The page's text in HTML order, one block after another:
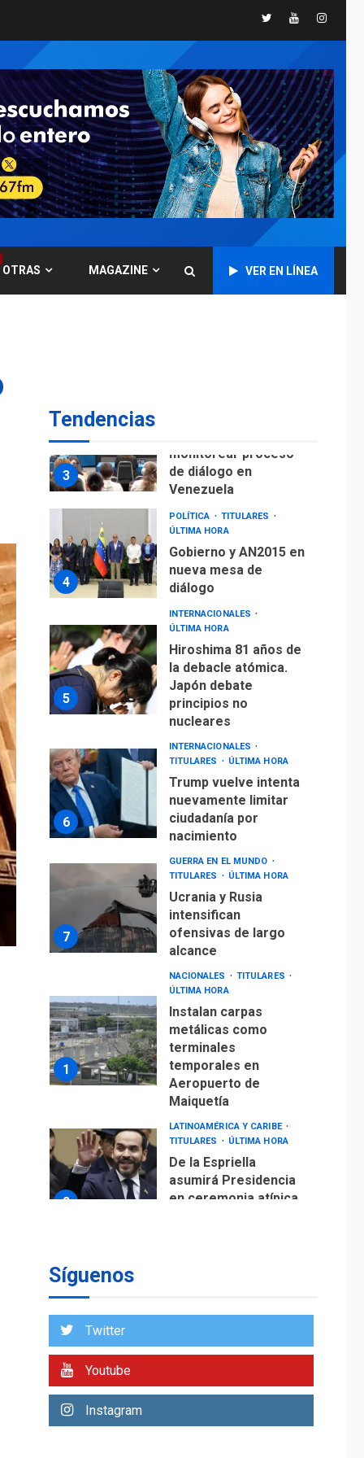
TwitterYoutube
OTRAS MAGAZINE VER EN LÍNEA
Tendencias
7
GUERRA EN EL MUNDO
Ucrania y Rusia
intensifican
ofensivas de largo
alcance
NACIONALES
TITULARES
ÚLTIMA HORA
Instalan carpas
metálicas como
terminales
Aeropuerto de
3
monitorear proceso
de diálogo en
Venezuela
4
POLÍTICA
TITULARES
ÚLTIMA HORA
Gobierno y AN2015 en
nueva mesa de
diálogo
5
INTERNACIONALES
ÚLTIMA HORA
Hiroshima 81 años de
la debacle atómica.
Japón debate
principios no
nucleares
6
INTERNACIONALES
TITULARES
ÚLTIMA HORA
Trump vuelve intenta
nuevamente limitar
ciudadanía por
nacimiento
7
GUERRA EN EL MUNDO
TITULARES
ÚLTIMA HORA
Ucrania y Rusia
intensifican
ofensivas de largo
alcance
1
NACIONALES
TITULARES
ÚLTIMA HORA
Instalan carpas
metálicas como
terminales
temporales en
Aeropuerto de
Maiquetía
2
LATINOAMÉRICA Y CARIBE
TITULARES
ÚLTIMA HORA
De la Espriella
asumirá Presidencia
en ceremonia atípica
3
de diálogo en
4
POLÍTICA
TITULARES
Gobierno y AN2015 en
diálogo
Síguenos
Twitter
Youtube
Instagram